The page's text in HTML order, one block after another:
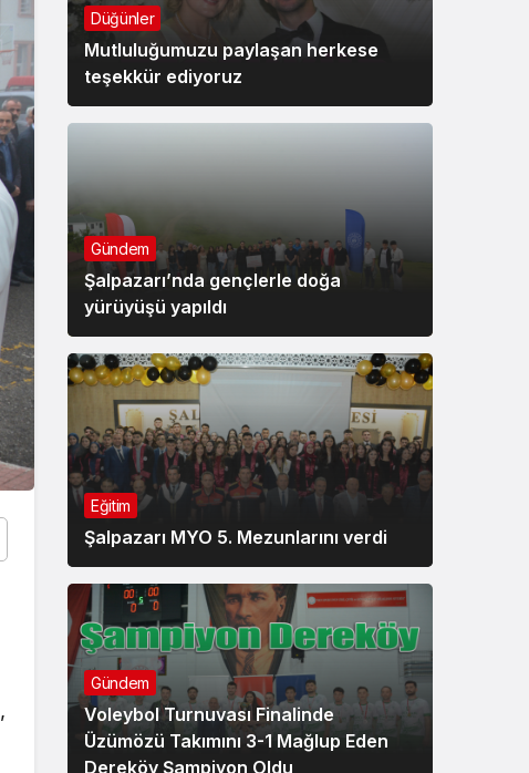
,
Düğünler
Mutluluğumuzu paylaşan herkese
teşekkür ediyoruz
Gündem
Şalpazarı’nda gençlerle doğa
yürüyüşü yapıldı
Eğitim
Şalpazarı MYO 5. Mezunlarını verdi
Gündem
Voleybol Turnuvası Finalinde
Üzümözü Takımını 3-1 Mağlup Eden
Dereköy Şampiyon Oldu